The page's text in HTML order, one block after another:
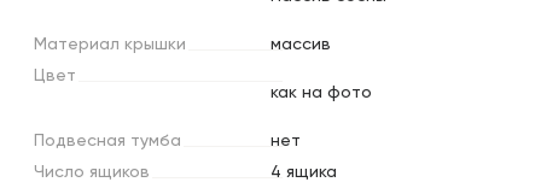
Материал крышки
массив
Цвет
как на фото
Подвесная тумба
нет
Число ящиков
4 ящика